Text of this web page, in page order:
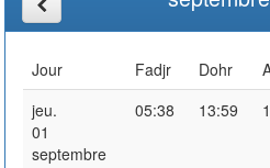
Jour Fadjr Dohr
jeu.
01
septembre
05:38 13:59